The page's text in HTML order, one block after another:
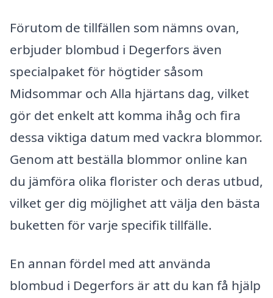
Förutom de tillfällen som nämns ovan,
erbjuder blombud i Degerfors även
specialpaket för högtider såsom
Midsommar och Alla hjärtans dag, vilket
gör det enkelt att komma ihåg och fira
dessa viktiga datum med vackra blommor.
Genom att beställa blommor online kan
du jämföra olika florister och deras utbud,
vilket ger dig möjlighet att välja den bästa
buketten för varje specifik tillfälle.
En annan fördel med att använda
blombud i Degerfors är att du kan få hjälp